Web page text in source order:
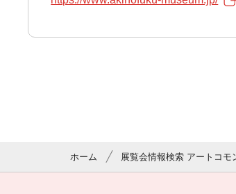
ホーム 展覧会情報検索 アートコモ